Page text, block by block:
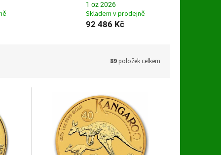
1 oz 2026
Skladem v prodejně
92 486 Kč
89položek celkem